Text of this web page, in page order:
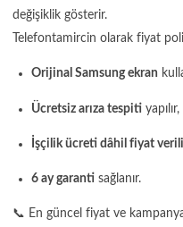
değişiklik gösterir.
Telefontamircin olarak fiyat
Orijinal Samsung ekran
Ücretsiz arıza tespiti yapılır,
İşçilik ücreti dâhil fiyat
6 ay garanti sağlanır.
📞 En güncel fiyat ve